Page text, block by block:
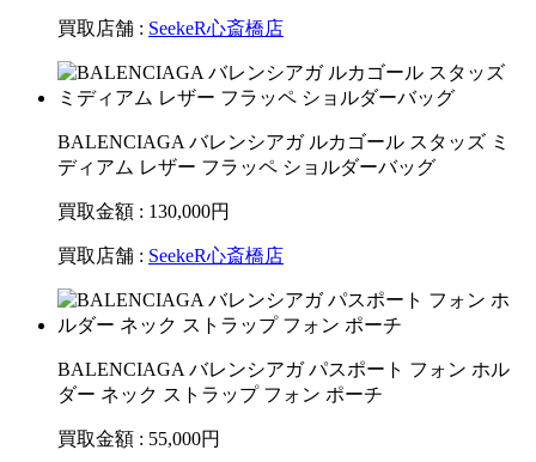
買取店舗 : SeekeR心斎橋店
BALENCIAGA バレンシアガ ルカゴール スタッズ ミ
ディアム レザー フラッペ ショルダーバッグ
買取金額 : 130,000円
買取店舗 : SeekeR心斎橋店
BALENCIAGA バレンシアガ パスポート フォン ホル
ダー ネック ストラップ フォン ポーチ
買取金額 : 55,000円